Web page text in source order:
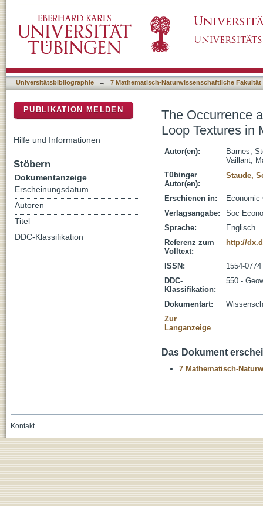
Cu Sulfide Ores
Universitätsbibliographie → 7 Mathematisch-Naturwissenschaftliche Fakultät
The Occurrence
Loop Textures in
Autor(en):
Barnes,
Vaillant,
Tübinger
Autor(en):
Staude,
Erschienen in:
Economic
Verlagsangabe:
Soc
Sprache:
Englisch
Referenz zum
Volltext:
http://
ISSN:
1554-0774
DDC-
Klassifikation:
550 -
Dokumentart:
Zur
Langanzeige
Das Dokument
7 Mathematisch-
PUBLIKATION MELDEN
Hilfe und Informationen
Stöbern
Dokumentanzeige
Erscheinungsdatum
Autoren
Titel
DDC-Klassifikation
Kontakt